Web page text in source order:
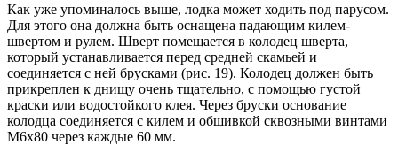
Как уже упоминалось выше, лодка может ходить под парусом.
Для этого она должна быть оснащена падающим килем-
швертом и рулем. Шверт помещается в колодец шверта,
который устанавливается перед средней скамьей и
соединяется с ней брусками (рис. 19). Колодец должен быть
прикреплен к днищу очень тщательно, с помощью густой
краски или водостойкого клея. Через бруски основание
колодца соединяется с килем и обшивкой сквозными винтами
М6х80 через каждые 60 мм.